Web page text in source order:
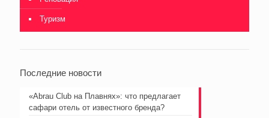
Туризм
Последние новости
«Abrau Club на Плавнях»: что предлагает
сафари отель от известного бренда?